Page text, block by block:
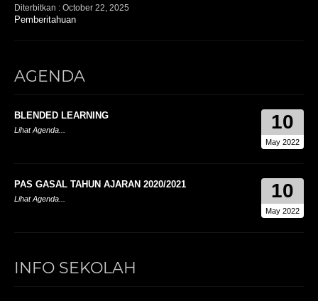
Diterbitkan : October 22, 2025
Pemberitahuan
AGENDA
10
May 2022
BLENDED LEARNING
Lihat Agenda...
10
May 2022
PAS GASAL TAHUN AJARAN 2020/2021
Lihat Agenda...
INFO SEKOLAH